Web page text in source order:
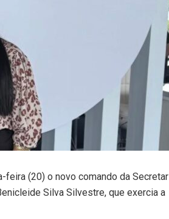
(20) o novo comando da
Silva Silvestre, que exercia a